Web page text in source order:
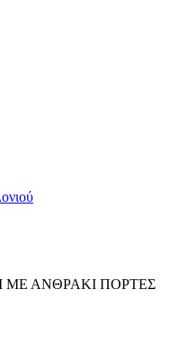
ΑΝΘΡΑΚΙ ΠΟΡΤΕΣ